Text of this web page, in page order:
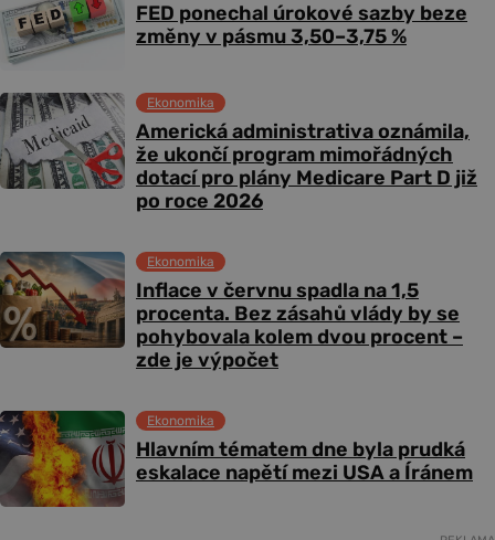
FED ponechal úrokové sazby beze
změny v pásmu 3,50–3,75 %
Americká administrativa oznámila,
že ukončí program mimořádných
dotací pro plány Medicare Part D již
po roce 2026
Ekonomika
Inflace v červnu spadla na 1,5
procenta. Bez zásahů vlády by se
pohybovala kolem dvou procent –
zde je výpočet
Ekonomika
Hlavním tématem dne byla prudká
eskalace napětí mezi USA a Íránem
Ekonomika